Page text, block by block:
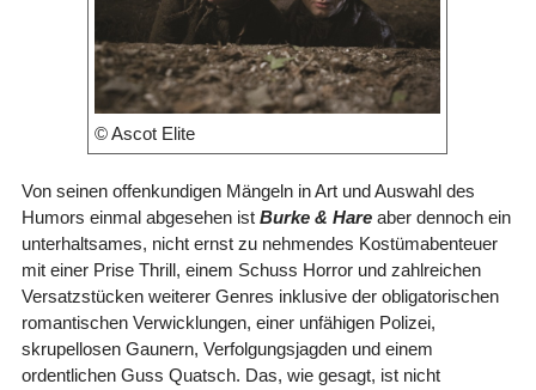
© Ascot Elite
Von seinen offenkundigen Mängeln in Art und Auswahl des
Humors einmal abgesehen ist Burke & Hareaber dennoch ein
unterhaltsames, nicht ernst zu nehmendes Kostümabenteuer
mit einer Prise Thrill, einem Schuss Horror und zahlreichen
Versatzstücken weiterer Genres inklusive der obligatorischen
romantischen Verwicklungen, einer unfähigen Polizei,
skrupellosen Gaunern, Verfolgungsjagden und einem
ordentlichen Guss Quatsch. Das, wie gesagt, ist nicht